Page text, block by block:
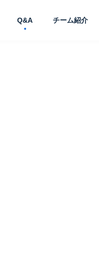
Q&A チーム紹介